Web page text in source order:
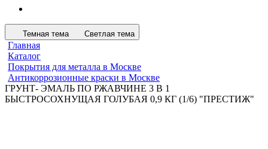
Темная тема Светлая тема
Главная
Каталог
Покрытия для металла в Москве
Антикоррозионные краски в Москве
ГРУНТ- ЭМАЛЬ ПО РЖАВЧИНЕ 3 В 1
БЫСТРОСОХНУЩАЯ ГОЛУБАЯ 0,9 КГ (1/6) "ПРЕСТИЖ"